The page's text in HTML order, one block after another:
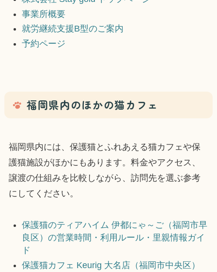
事業所概要
就労継続支援B型のご案内
予約ページ
福岡県内のほかの猫カフェ
福岡県内には、保護猫とふれあえる猫カフェや保
護猫施設がほかにもあります。料金やアクセス、
譲渡の仕組みを比較しながら、訪問先を選ぶ参考
にしてください。
保護猫のティアハイム 伊都にゃ～ご（福岡市早
良区）の営業時間・利用ルール・里親情報ガイ
ド
保護猫カフェ Keurig 大名店（福岡市中央区）